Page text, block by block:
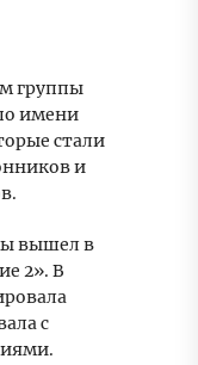
группы
имени
стали
и
вышел в
2». В
с